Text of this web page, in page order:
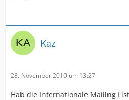
Kaz
28. November 2010 um 13:27
Hab die Internationale Mailing